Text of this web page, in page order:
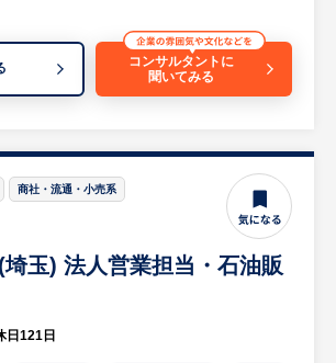
「こんな資材がほしい」「すぐに燃料の手
できる？」といったご相談への迅速な対応
お客様に対し、「燃料+建築資材」「燃
消耗品」など総合的な提案の実施
求人担当コメント】
間休日121日、完全週休2日制、残業月
させて就業いただけます。
コンサルタントに
聞いてみる
商社・流通・小売系
埼玉) 法人営業担当・石油販
121日